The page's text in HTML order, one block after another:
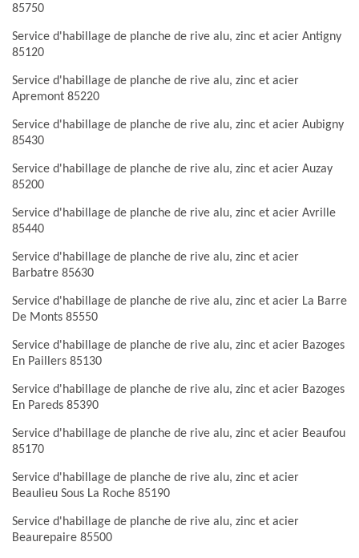
85750
Service d'habillage de planche de rive alu, zinc et acier Antigny
85120
Service d'habillage de planche de rive alu, zinc et acier
Apremont 85220
Service d'habillage de planche de rive alu, zinc et acier Aubigny
85430
Service d'habillage de planche de rive alu, zinc et acier Auzay
85200
Service d'habillage de planche de rive alu, zinc et acier Avrille
85440
Service d'habillage de planche de rive alu, zinc et acier
Barbatre 85630
Service d'habillage de planche de rive alu, zinc et acier La Barre
De Monts 85550
Service d'habillage de planche de rive alu, zinc et acier Bazoges
En Paillers 85130
Service d'habillage de planche de rive alu, zinc et acier Bazoges
En Pareds 85390
Service d'habillage de planche de rive alu, zinc et acier Beaufou
85170
Service d'habillage de planche de rive alu, zinc et acier
Beaulieu Sous La Roche 85190
Service d'habillage de planche de rive alu, zinc et acier
Beaurepaire 85500